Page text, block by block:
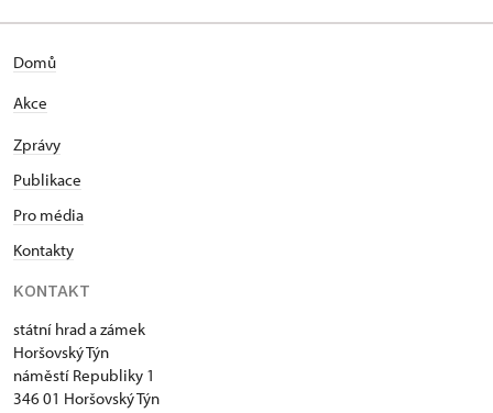
Domů
Akce
Zprávy
Publikace
Pro média
Kontakty
KONTAKT
státní hrad a zámek
Horšovský Týn
náměstí Republiky 1
346 01 Horšovský Týn